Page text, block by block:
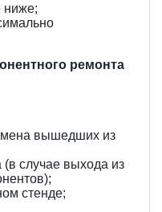
ниже;
ремонта
вышедших из
(в случае выхода из
стенде;